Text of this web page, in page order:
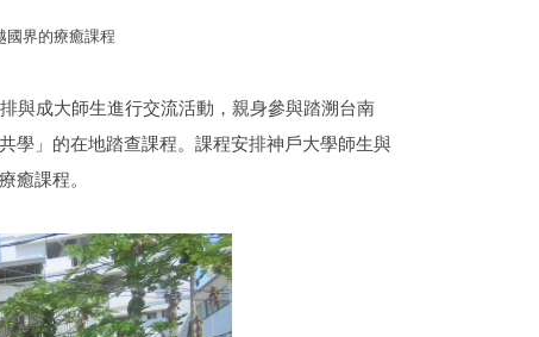
國界的療癒課程
與成大師生進行交流活動，親身參與踏溯台南
學」的在地踏查課程。課程安排神戶大學師生與
癒課程。